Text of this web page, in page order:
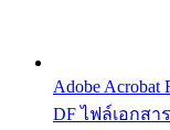
Adobe
DF ไฟล์เอกสา